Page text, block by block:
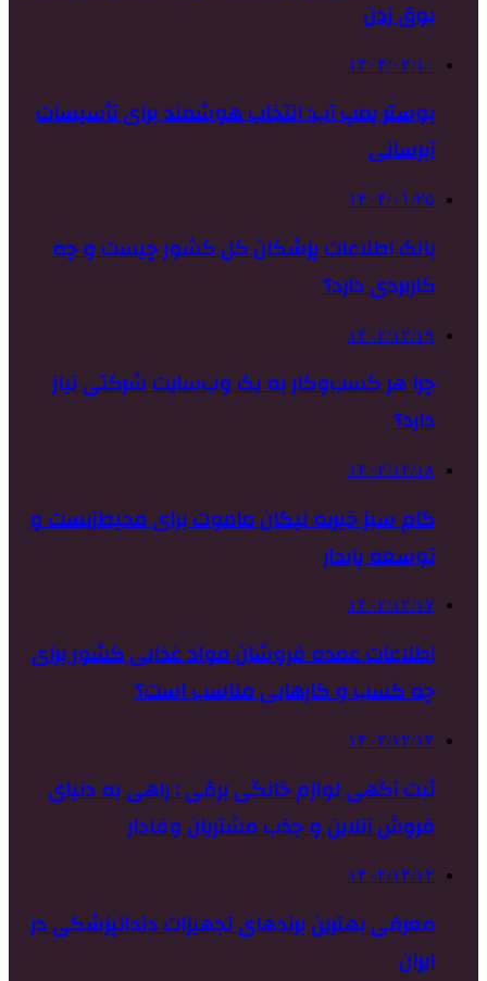
بوق زدن
۱۴۰۴/۰۲/۱۰
بوستر پمپ آب: انتخاب هوشمند برای تأسیسات
آبرسانی
۱۴۰۴/۰۱/۲۵
بانک اطلاعات پزشکان کل کشور چیست و چه
کاربردی دارد؟
۱۴۰۲/۱۲/۱۹
چرا هر کسب‌وکار به یک وب‌سایت شرکتی نیاز
دارد؟
۱۴۰۲/۱۲/۱۸
گام سبز خیریه نیکان ماموت برای محیط‌زیست و
توسعه پایدار
۱۴۰۲/۱۲/۱۷
اطلاعات عمده فروشان مواد غذایی کشور برای
چه کسب و کارهایی مناسب است؟
۱۴۰۲/۱۲/۱۴
ثبت آگهی لوازم خانگی برقی : راهی به دنیای
فروش آنلاین و جذب مشتریان وفادار
۱۴۰۲/۱۲/۱۲
معرفی بهترین برندهای تجهیزات دندانپزشکی در
ایران